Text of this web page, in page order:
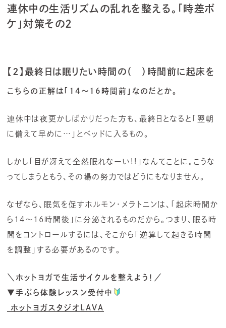
連休中の生活リズムの乱れを整える。「時差ボ
ケ」対策その2
【2】最終日は眠りたい時間の（ ）時間前に起床を
こちらの正解は「14～16時間前」なのだとか。
連休中は夜更かしばかりだった方も、最終日となると「翌朝
に備えて早めに…」とベッドに入るもの。
しかし「目が冴えて全然眠れなーい!!」なんてことに。こうな
ってしまうともう、その場の努力ではどうにもなりません。
なぜなら、眠気を促すホルモン・メラトニンは、「起床時間か
ら14～16時間後」に分泌されるものだから。つまり、眠る時
間をコントロールするには、そこから「逆算して起きる時間
を調整」する必要があるのです。
＼ホットヨガで生活サイクルを整えよう！／
▼手ぶら体験レッスン受付中
ホットヨガスタジオLAVA